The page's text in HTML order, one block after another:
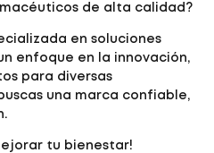
de alta calidad?
en soluciones
enfoque en la innovación,
para diversas
una marca confiable,
tu bienestar!